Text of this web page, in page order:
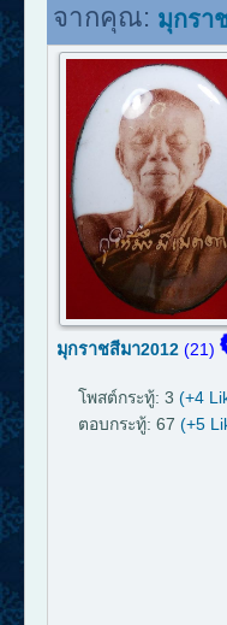
จากคุณ: มุกรา
มุกราชสีมา2012 (21)
โพสต์กระทู้: 3(+4
ตอบกระทู้: 67 (+5